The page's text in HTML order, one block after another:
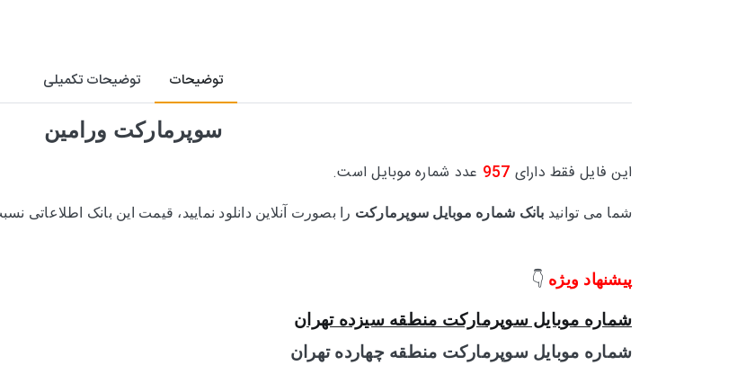
توضیحات توضیحات تکمیلی
سوپرمارکت ورامین
این فایل فقط دارای 957 عدد شماره موبایل است.
شما می توانید بانک شماره موبایل سوپرمارکت را بصورت آنلاین دانلود نمایید، قیمت این بانک
پیشنهاد ویژه 👇
شماره موبایل سوپرمارکت منطقه سیزده تهران
شماره موبایل سوپرمارکت منطقه چهارده تهران